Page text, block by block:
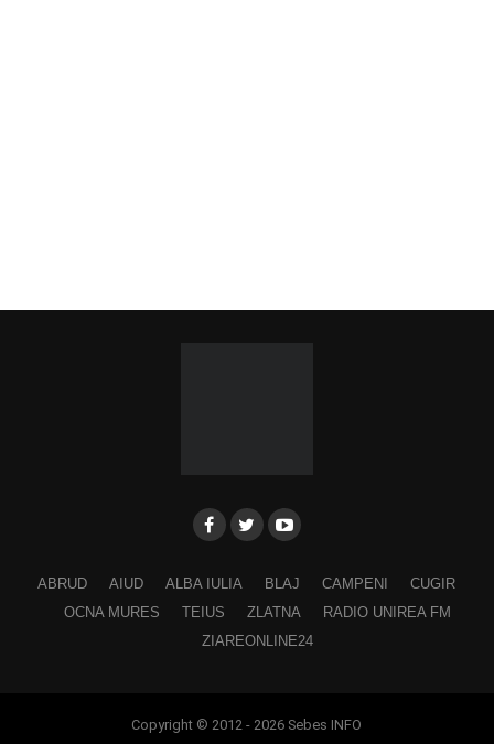
ABRUD AIUD ALBA IULIA BLAJ CAMPENI
CUGIR
OCNA MURES
TEIUS ZLATNA
RADIO UNIREA FM
ZIAREONLINE24
Copyright © 2012 - 2026 Sebes INFO